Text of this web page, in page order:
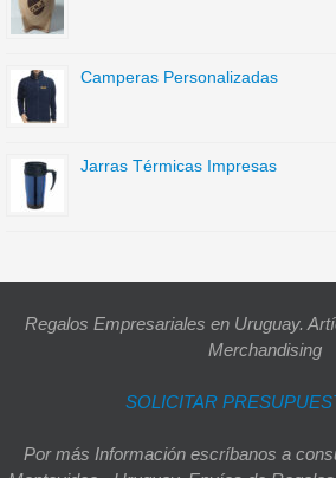
Camperas Personalizadas
Jarras Térmicas Impresas
Regalos Empresariales en Uruguay.
Merchandising
SOLICITAR
Por más Información escríbanos a